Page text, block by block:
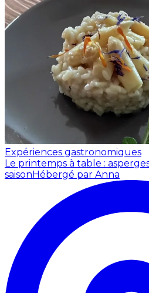
Expériences gastronomiques
Le printemps à table :
saisonHébergé par Anna